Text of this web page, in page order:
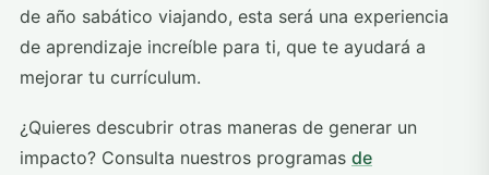
de año sabático viajando, esta será una experiencia
de aprendizaje increíble para ti, que te ayudará a
mejorar tu currículum.
¿Quieres descubrir otras maneras de generar un
impacto? Consulta nuestros programas de